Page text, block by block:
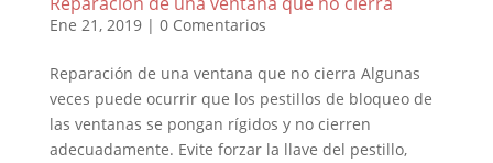
Ene 21, 2019| 0 Comentarios
Reparación de una ventana que no cierra Algunas
veces puede ocurrir que los pestillos de bloqueo de
las ventanas se pongan rígidos y no cierren
adecuadamente. Evite forzar la llave del pestillo,